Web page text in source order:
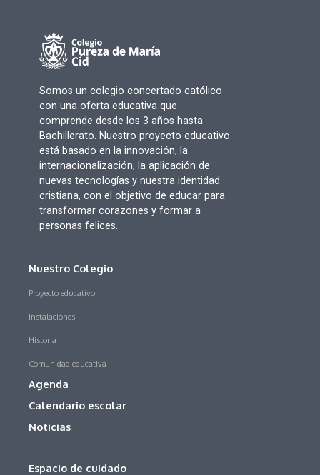
Somos un colegio concertado católico
con una oferta educativa que
comprende desde los 3 años hasta
Bachillerato. Nuestro proyecto educativo
está basado en la innovación, la
internacionalización, la aplicación de
nuevas tecnologías y nuestra identidad
cristiana, con el objetivo de educar para
transformar corazones y formar a
personas felices.
Nuestro Colegio
Proyecto educativo
Instalaciones
Historia
Comunidad educativa
Agenda
Calendario escolar
Noticias
Espacio de cuidado